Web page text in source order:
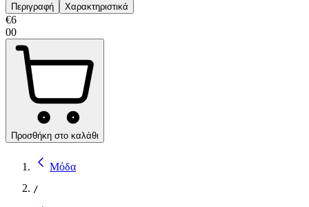
Περιγραφή Χαρακτηριστικά
€6
00
Προσθήκη στο καλάθι
Μόδα
/